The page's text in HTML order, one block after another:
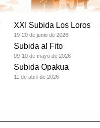
XXI Subida Los Loros
19-20 de junio de 2026
Subida al Fito
09-10 de mayo de 2026
Subida Opakua
11 de abril de 2026